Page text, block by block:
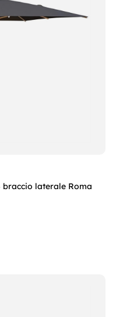
laterale Roma